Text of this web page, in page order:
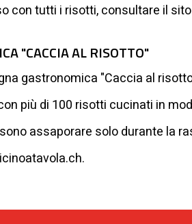
con tutti i risotti, consultare il
"CACCIA AL RISOTTO"
gastronomica "Caccia al
più di 100 risotti cucinati in
assaporare solo durante la